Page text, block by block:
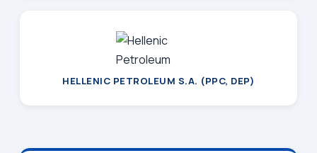
HELLENIC PETROLEUM S.A. (PPC, DEP)